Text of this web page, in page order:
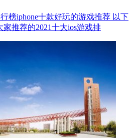
榜iphone十款好玩的游戏推荐 以下
家推荐的2021十大ios游戏排